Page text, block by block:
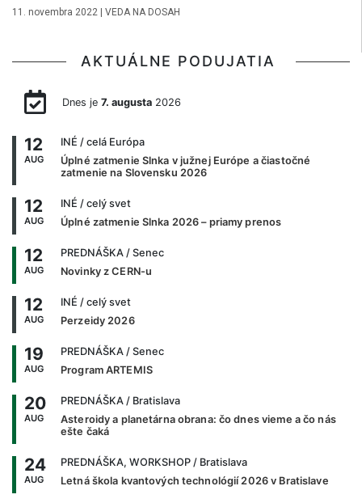
11. novembra 2022 | VEDA NA DOSAH
AKTUÁLNE PODUJATIA
Dnes je 7. augusta2026
12
AUG
INÉ / celá Európa
Úplné zatmenie Slnka v južnej Európe a čiastočné
zatmenie na Slovensku 2026
12
AUG
INÉ / celý svet
Úplné zatmenie Slnka 2026 – priamy prenos
12
AUG
PREDNÁŠKA / Senec
Novinky z CERN-u
12
AUG
INÉ / celý svet
Perzeidy 2026
19
AUG
PREDNÁŠKA / Senec
Program ARTEMIS
20
AUG
PREDNÁŠKA / Bratislava
Asteroidy a planetárna obrana: čo dnes vieme a čo nás
ešte čaká
24
AUG
PREDNÁŠKA, WORKSHOP / Bratislava
Letná škola kvantových technológií 2026 v Bratislave